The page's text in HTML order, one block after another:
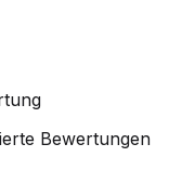
Bewertungen